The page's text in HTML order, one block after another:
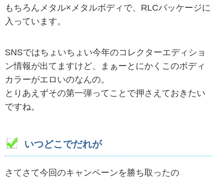
もちろんメタル×メタルボディで、RLCパッケージに
入っています。
SNSではちょいちょい今年のコレクターエディショ
ン情報が出てますけど、まぁーとにかくこのボディ
カラーがエロいのなんの。
とりあえずその第一弾ってことで押さえておきたい
ですね。
いつどこでだれが
さてさて今回のキャンペーンを勝ち取ったの